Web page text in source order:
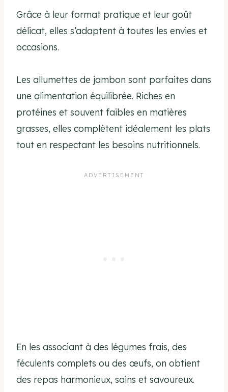
Grâce à leur format pratique et leur goût
délicat, elles s’adaptent à toutes les envies et
occasions.
Les allumettes de jambon sont parfaites dans
une alimentation équilibrée. Riches en
protéines et souvent faibles en matières
grasses, elles complètent idéalement les plats
tout en respectant les besoins nutritionnels.
En les associant à des légumes frais, des
féculents complets ou des œufs, on obtient
des repas harmonieux, sains et savoureux.